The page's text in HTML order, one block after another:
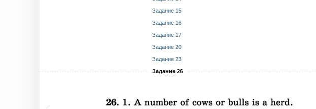
Задание 15
Задание 16
Задание 17
Задание 20
Задание 23
Задание 26